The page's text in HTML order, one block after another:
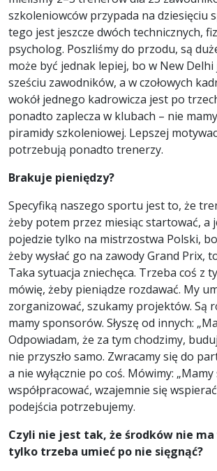
szkoleniowców przypada na dziesięciu
tego jest jeszcze dwóch technicznych,
psycholog. Poszliśmy do przodu, są
może być jednak lepiej, bo w New Delhi
sześciu zawodników, a w czołowych
wokół jednego kadrowicza jest po
ponadto zaplecza w klubach – nie
piramidy szkoleniowej. Lepszej
potrzebują ponadto trenerzy.
Brakuje pieniędzy?
Specyfiką naszego sportu jest to, że
żeby potem przez miesiąc startować, a
pojedzie tylko na mistrzostwa Polski,
żeby wysłać go na zawody Grand Prix,
Taka sytuacja zniechęca. Trzeba coś z
mówię, żeby pieniądze rozdawać. My
zorganizować, szukamy projektów. Są
mamy sponsorów. Słyszę od innych:
Odpowiadam, że za tym chodzimy,
nie przyszło samo. Zwracamy się do
a nie wyłącznie po coś. Mówimy:
współpracować, wzajemnie się
podejścia potrzebujemy.
Czyli nie jest tak, że środków nie
tylko trzeba umieć po nie sięgnąć?